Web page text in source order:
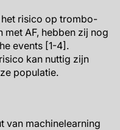
risico op trombo-
AF, hebben zij nog
events [1-4].
kan nuttig zijn
populatie.
van machinelearning